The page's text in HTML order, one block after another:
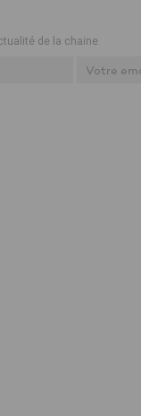
de la chaine